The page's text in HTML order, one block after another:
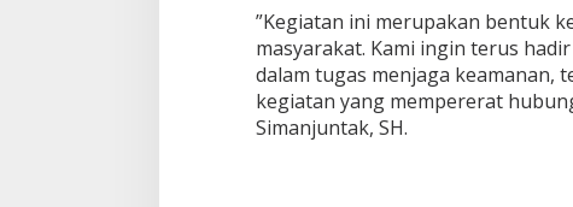
‎”Kegiatan ini merupakan bentuk
masyarakat. Kami ingin terus
dalam tugas menjaga keamanan,
kegiatan yang mempererat
Simanjuntak, SH.